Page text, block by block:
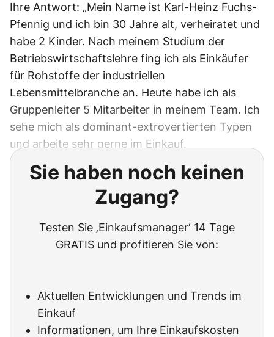
Ihre Antwort: „Mein Name ist Karl-Heinz Fuchs-
Pfennig und ich bin 30 Jahre alt, verheiratet und
habe 2 Kinder. Nach meinem Studium der
Betriebswirtschaftslehre fing ich als Einkäufer
für Rohstoffe der industriellen
Lebensmittelbranche an. Heute habe ich als
Gruppenleiter 5 Mitarbeiter in meinem Team. Ich
sehe mich als dominant-extrovertierten Typen
und arbeite sehr gerne im Einkauf.
Sie haben noch keinen
Zugang?
Testen Sie ‚Einkaufsmanager‘ 14 Tage
GRATIS und profitieren Sie von:
Aktuellen Entwicklungen und Trends im
Einkauf
Informationen, um Ihre Einkaufskosten